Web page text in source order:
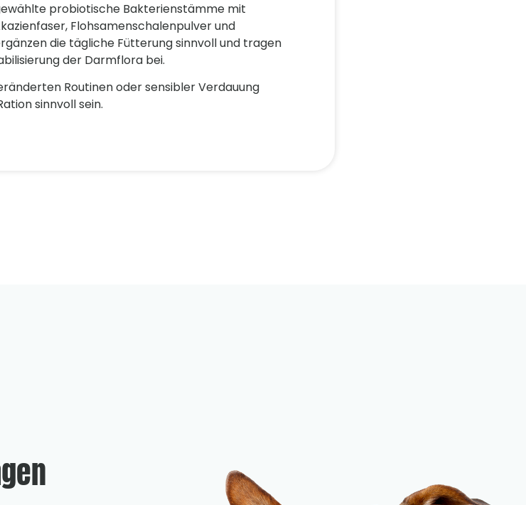
probiotische Bakterienstämme mit
Flohsamenschalenpulver und
die tägliche Fütterung sinnvoll und tragen
der Darmflora bei.
Routinen oder sensibler Verdauung
sinnvoll sein.